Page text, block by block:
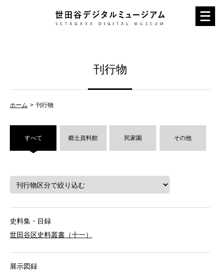
メ
ニ
刊行物
ホーム 刊行物
すべて 郷土資料館 民家園 その他
史料集・目録
世田谷区史料叢書（十一）
展示図録